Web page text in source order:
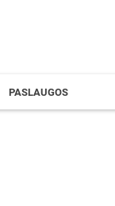
PASLAUGOS